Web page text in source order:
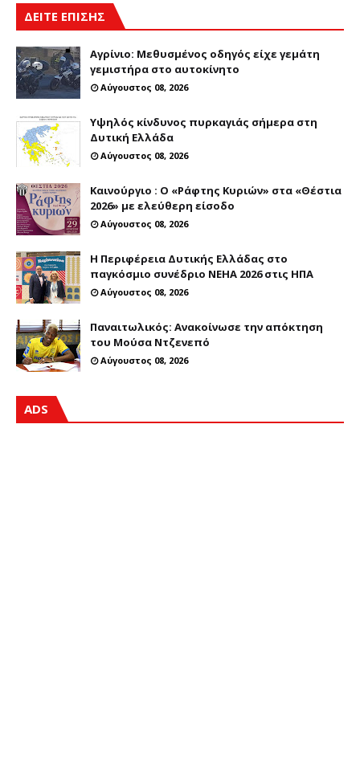
ΔΕΙΤΕ ΕΠΙΣΗΣ
Αγρίνιο: Μεθυσμένος οδηγός είχε γεμάτη
γεμιστήρα στο αυτοκίνητο
Αύγουστος 08, 2026
Υψηλός κίνδυνος πυρκαγιάς σήμερα στη
Δυτική Ελλάδα
Αύγουστος 08, 2026
Καινούργιο : Ο «Ράφτης Κυριών» στα «Θέστια
2026» με ελεύθερη είσοδο
Αύγουστος 08, 2026
Η Περιφέρεια Δυτικής Ελλάδας στο
παγκόσμιο συνέδριο NEHA 2026 στις ΗΠΑ
Αύγουστος 08, 2026
Παναιτωλικός: Ανακοίνωσε την απόκτηση
του Μούσα Ντζενεπό
Αύγουστος 08, 2026
ADS